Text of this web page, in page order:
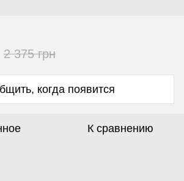
2 375 грн
когда появится
К сравнению